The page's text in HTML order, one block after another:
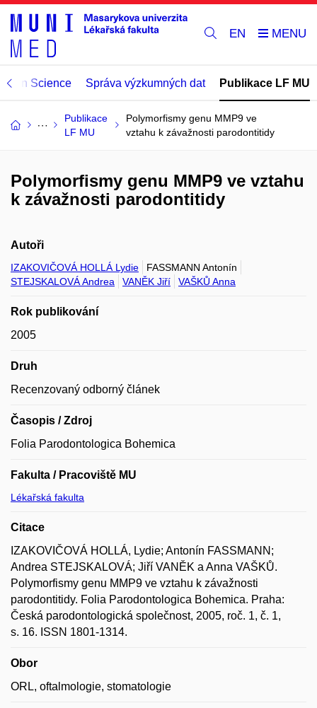
EN
Open Science Správa výzkumných dat Publikace LF MU
Publikace
LF MU
Polymorfismy genu MMP9 ve
vztahu k závažnosti parodontitidy
Polymorfismy genu MMP9 ve vztahu
k závažnosti parodontitidy
Autoři
IZAKOVIČOVÁ HOLLÁ Lydie
FASSMANN Antonín
STEJSKALOVÁ Andrea
VANĚK Jiří VAŠKŮ Anna
Rok publikování
2005
Druh
Recenzovaný odborný článek
Časopis / Zdroj
Folia Parodontologica Bohemica
Fakulta / Pracoviště MU
Lékařská fakulta
Citace
IZAKOVIČOVÁ HOLLÁ, Lydie; Antonín FASSMANN;
Andrea STEJSKALOVÁ; Jiří VANĚK a Anna VAŠKŮ.
Polymorfismy genu MMP9 ve vztahu k závažnosti
parodontitidy. Folia Parodontologica Bohemica. Praha:
Česká parodontologická společnost, 2005, roč. 1, č. 1,
s. 16. ISSN 1801-1314.
Obor
ORL, oftalmologie, stomatologie